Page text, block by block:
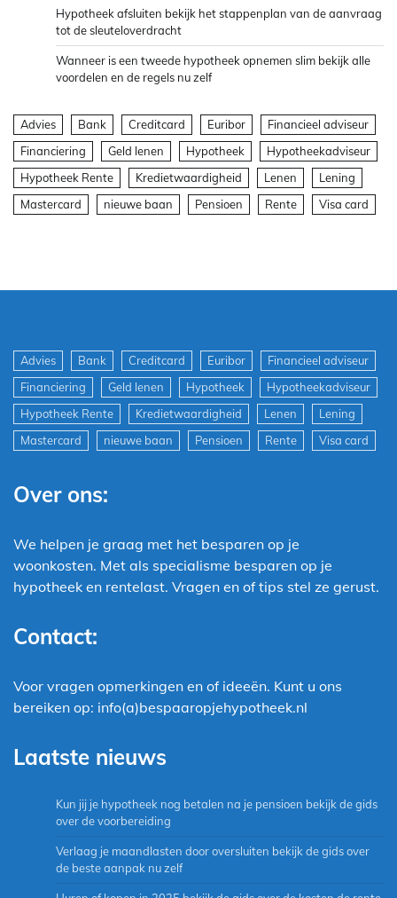
Hypotheek afsluiten bekijk het stappenplan van de aanvraag
tot de sleuteloverdracht
Wanneer is een tweede hypotheek opnemen slim bekijk alle
voordelen en de regels nu zelf
Advies Bank Creditcard Euribor
Financieel adviseur
Financiering
Geld lenen Hypotheek
Hypotheekadviseur
Hypotheek Rente
Kredietwaardigheid Lenen
Lening
Mastercard
nieuwe baan Pensioen Rente Visa card
Advies Bank Creditcard Euribor
Financieel adviseur
Financiering
Geld lenen Hypotheek
Hypotheekadviseur
Hypotheek Rente
Kredietwaardigheid Lenen
Lening
Mastercard
nieuwe baan Pensioen Rente Visa card
Over ons:
We helpen je graag met het besparen op je
woonkosten. Met als specialisme besparen op je
hypotheek en rentelast. Vragen en of tips stel ze gerust.
Contact:
Voor vragen opmerkingen en of ideeën. Kunt u ons
bereiken op: info(a)bespaaropjehypotheek.nl
Laatste nieuws
Kun jij je hypotheek nog betalen na je pensioen bekijk de gids
over de voorbereiding
Verlaag je maandlasten door oversluiten bekijk de gids over
de beste aanpak nu zelf